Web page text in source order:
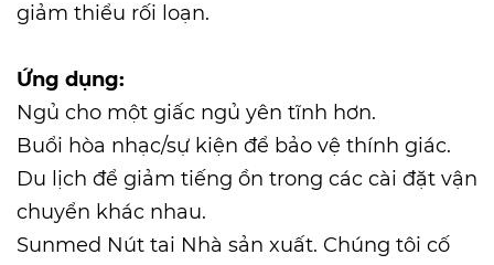
giảm thiểu rối loạn.
Ứng dụng:
Ngủ cho một giấc ngủ yên tĩnh hơn.
Buổi hòa nhạc/sự kiện để bảo vệ thính giác.
Du lịch để giảm tiếng ồn trong các cài đặt vận
chuyển khác nhau.
Sunmed Nút tai Nhà sản xuất. Chúng tôi cố